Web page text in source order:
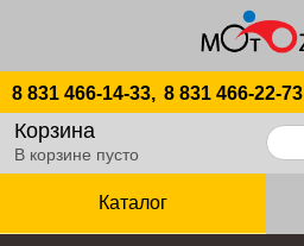
8 831 466-14-33, 8 831 466-22-73
Корзина
В корзине пусто
Каталог